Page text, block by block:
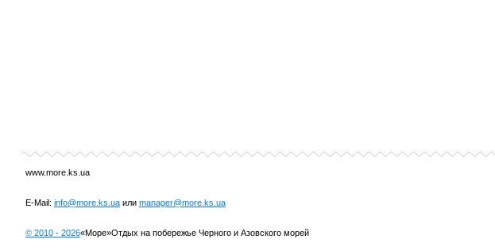
www.more.ks.ua
E-Mail: info@more.ks.uaили manager@more.ks.ua
© 2010 - 2026«Море»Отдых на побережье Черного и Азовского морей